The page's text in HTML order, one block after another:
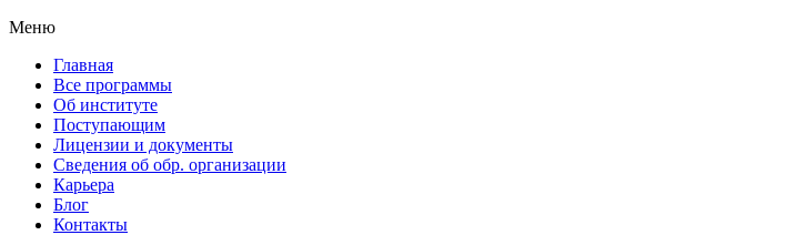
Меню
Главная
Все программы
Об институте
Поступающим
Лицензии и документы
Сведения об обр. организации
Карьера
Блог
Контакты